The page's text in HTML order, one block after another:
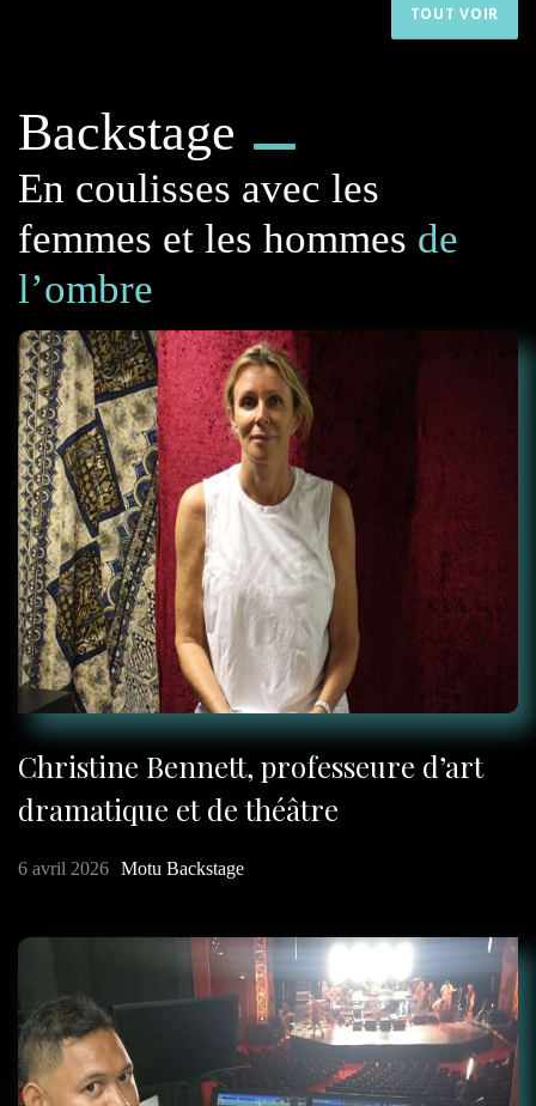
TOUT VOIR
Backstage
En coulisses avec les
femmes et les hommes de
l’ombre
Christine Bennett, professeure d’art
dramatique et de théâtre
6 avril 2026 Motu Backstage